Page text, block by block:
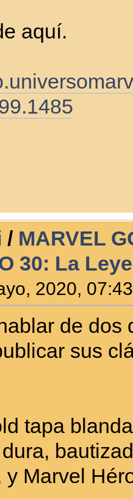
aquí.
/ MARVEL
30: La
2020,
de dos
sus
tapa
y Marvel